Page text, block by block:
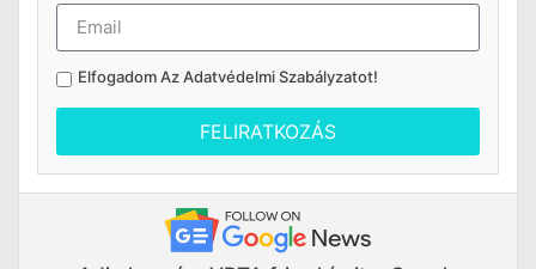
Elfogadom AzAdatvédelmi Szabályzatot!
FELIRATKOZÁS